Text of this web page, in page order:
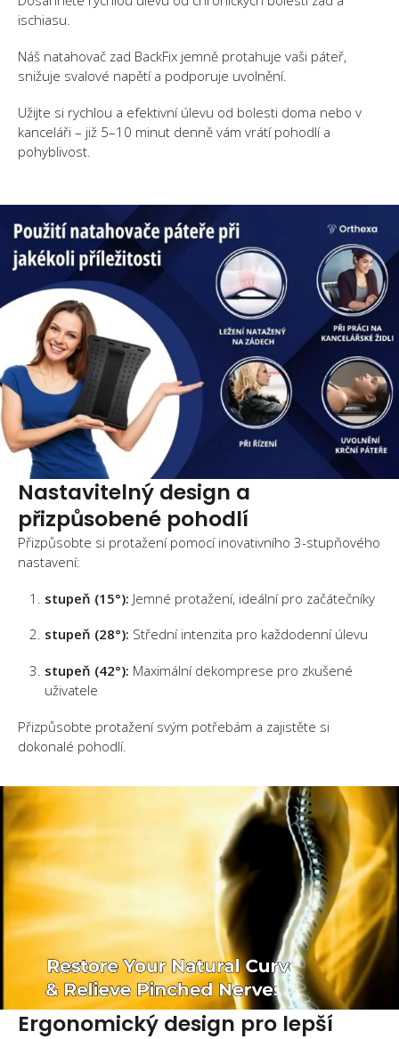
ischiasu.
Náš natahovač zad BackFix jemně protahuje vaši páteř,
snižuje svalové napětí a podporuje uvolnění.
Užijte si rychlou a efektivní úlevu od bolesti doma nebo v
kanceláři – již 5–10 minut denně vám vrátí pohodlí a
pohyblivost.
Nastavitelný design a
přizpůsobené pohodlí
Přizpůsobte si protažení pomocí inovativního 3-stupňového
nastavení:
stupeň (15°): Jemné protažení, ideální pro začátečníky
stupeň (28°): Střední intenzita pro každodenní úlevu
stupeň (42°): Maximální dekomprese pro zkušené
uživatele
Přizpůsobte protažení svým potřebám a zajistěte si
dokonalé pohodlí.
Ergonomický design pro lepší